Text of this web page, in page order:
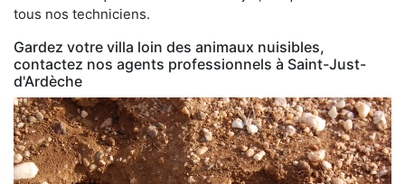
tous nos techniciens.
Gardez votre villa loin des animaux nuisibles,
contactez nos agents professionnels à Saint-Just-
d'Ardèche